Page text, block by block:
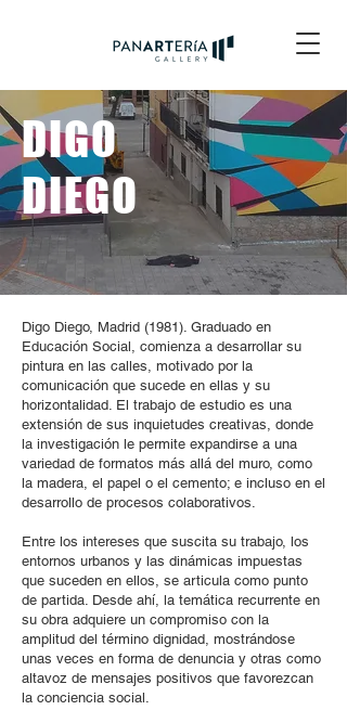
DIGO
DIEGO
Digo Diego, Madrid (1981). Graduado en
Educación Social, comienza a desarrollar su
pintura en las calles, motivado por la
comunicación que sucede en ellas y su
horizontalidad. El trabajo de estudio es una
extensión de sus inquietudes creativas, donde
la investigación le permite expandirse a una
variedad de formatos más allá del muro, como
la madera, el papel o el cemento; e incluso en el
desarrollo de procesos colaborativos.
Entre los intereses que suscita su trabajo, los
entornos urbanos y las dinámicas impuestas
que suceden en ellos, se articula como punto
de partida. Desde ahí, la temática recurrente en
su obra adquiere un compromiso con la
amplitud del término dignidad, mostrándose
unas veces en forma de denuncia y otras como
altavoz de mensajes positivos que favorezcan
la conciencia social.